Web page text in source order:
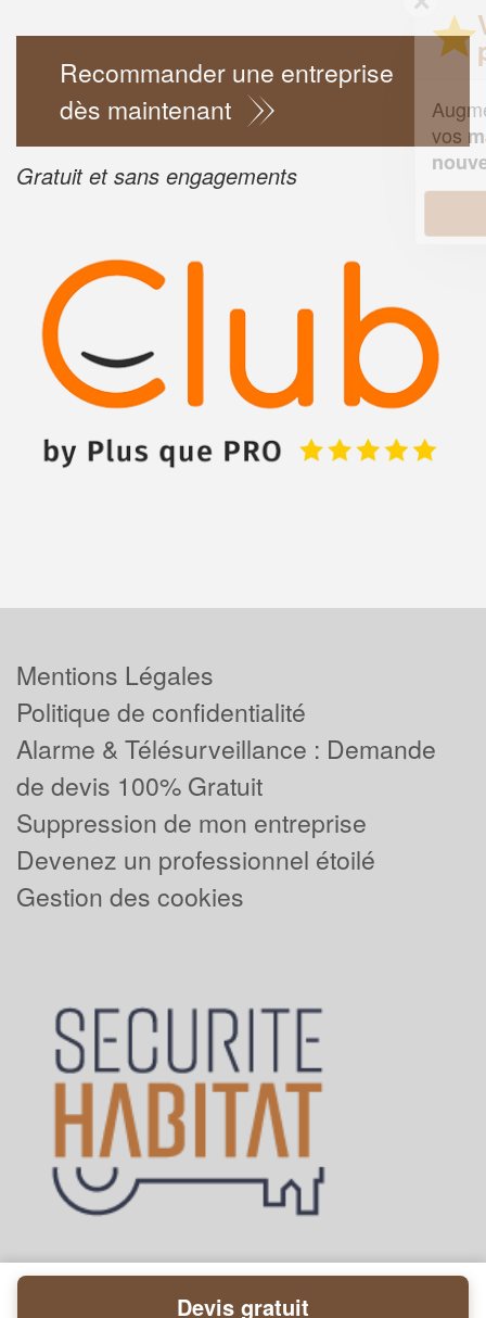
Recommander une entreprise
dès maintenant
Gratuit et sans engagements
professionnel ?
Augmentez votre
chiffre
vos marges
tout en gagnant
Mentions Légales
Politique de confidentialité
Alarme & Télésurveillance : Demande
de devis 100% Gratuit
Suppression de mon entreprise
Devenez un professionnel étoilé
Gestion des cookies
Devis gratuit